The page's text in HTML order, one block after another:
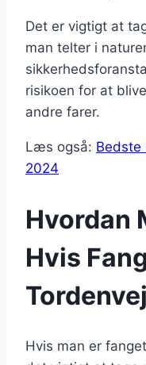
Det er vigtigt at
man telter i
risikoen for at
andre farer.
Læs også: Bedste
2024
Hvordan
Hvis
Hvis man er